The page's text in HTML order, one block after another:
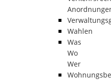
Wahlen
Was
Wo
Wer